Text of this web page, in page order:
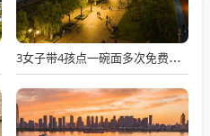
3女子带4孩点一碗面多次免费续面